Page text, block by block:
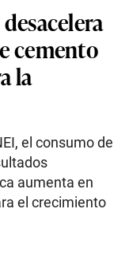
cemento
la
el consumo de
aumenta en
el crecimiento